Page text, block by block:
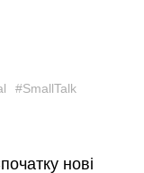
#SmallTalk
нові